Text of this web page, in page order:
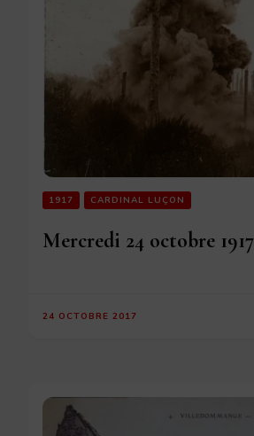
1917 CARDINAL LUÇON
Mercredi 24 octobre 1917
24 OCTOBRE 2017